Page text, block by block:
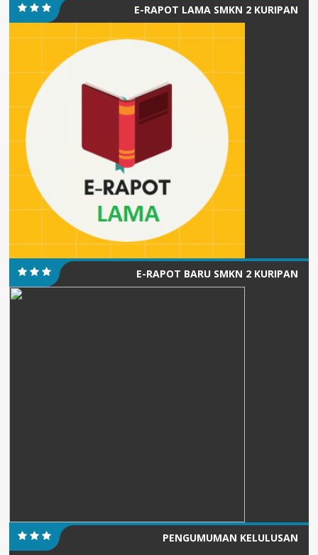
E-RAPOT LAMA SMKN 2 KURIPAN
E-RAPOT BARU SMKN 2 KURIPAN
PENGUMUMAN KELULUSAN